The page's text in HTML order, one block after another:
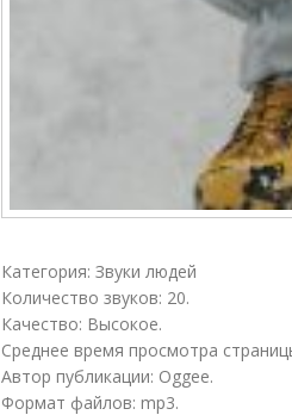
Категория: Звуки людей
Количество звуков: 20.
Качество: Высокое.
Среднее время просмотра
Автор публикации: Oggee.
Формат файлов: mp3.